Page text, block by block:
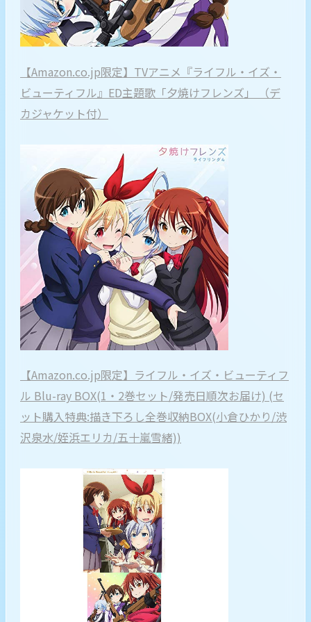
【Amazon.co.jp限定】TVアニメ『ライフル・イズ・
ビューティフル』ED主題歌「夕焼けフレンズ」 （デ
カジャケット付）
【Amazon.co.jp限定】ライフル・イズ・ビューティフ
ル Blu-ray BOX(1・2巻セット/発売日順次お届け) (セ
ット購入特典:描き下ろし全巻収納BOX(小倉ひかり/渋
沢泉水/姪浜エリカ/五十嵐雪緒))